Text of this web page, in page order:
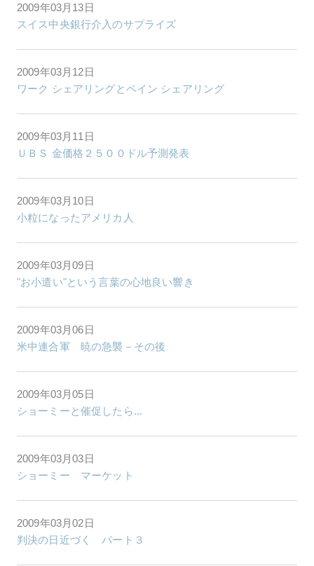
2009年03月13日
スイス中央銀行介入のサプライズ
2009年03月12日
ワーク シェアリングとペイン シェアリング
2009年03月11日
ＵＢＳ 金価格２５００ドル予測発表
2009年03月10日
小粒になったアメリカ人
2009年03月09日
"お小遣い"という言葉の心地良い響き
2009年03月06日
米中連合軍 暁の急襲－その後
2009年03月05日
ショーミーと催促したら...
2009年03月03日
ショーミー マーケット
2009年03月02日
判決の日近づく パート３